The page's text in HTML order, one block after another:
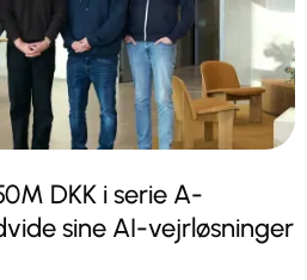
DKK i serie A-
sine AI-vejrløsninger